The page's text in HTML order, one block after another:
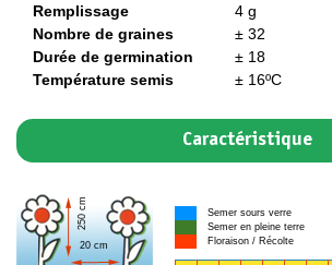
Remplissage
4 g
Nombre de graines
± 32
Durée de germination
± 18
Température semis
± 16ºC
Caractéristique
250 cm
20 cm
Semer sours verre
Semer en pleine terre
Floraison / Récolte